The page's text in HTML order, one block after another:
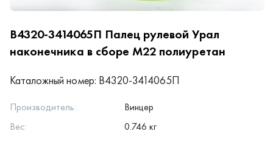
В4320-3414065П Палец рулевой Урал
наконечника в сборе М22 полиуретан
Каталожный номер: В4320-3414065П
Производитель:
Винцер
Вес:
0.746 кг